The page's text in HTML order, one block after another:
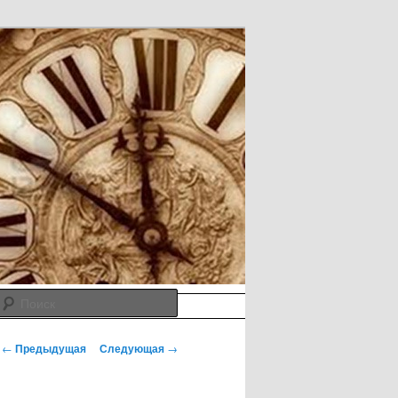
Поиск
Навигация по записям
← Предыдущая Следующая →